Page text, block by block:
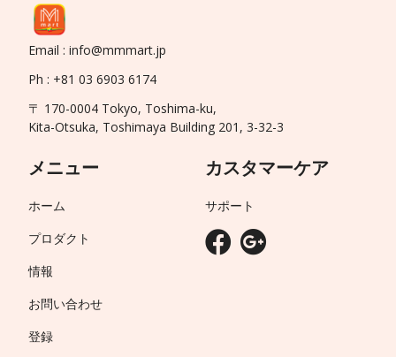
Email : info@mmmart.jp
Ph : +81 03 6903 6174
〒 170-0004 Tokyo, Toshima-ku,
Kita-Otsuka, Toshimaya Building 201, 3-32-3
メニュー
ホーム
プロダクト
情報
お問い合わせ
登録
カスタマーケア
サポート